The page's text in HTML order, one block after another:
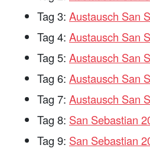
Tag 3: Austausch San
Tag 4: Austausch San
Tag 5: Austausch San
Tag 6: Austausch San
Tag 7: Austausch San
Tag 8: San Sebastian
Tag 9: San Sebastian